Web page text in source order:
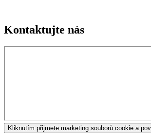
Kontaktujte nás
Kliknutím přijmete marketing souborů cookie a